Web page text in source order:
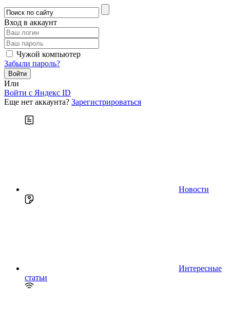
Вход в аккаунт
Чужой компьютер
Забыли пароль?
Или
Войти c Яндекс ID
Еще нет аккаунта? Зарегистрироваться
Новости
Интересные
статьи